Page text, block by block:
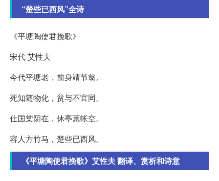
“楚些已西风”全诗
《平塘陶使君挽歌》
宋代 艾性夫
今代平塘老，前身靖节翁。
死知随物化，贫与不官同。
仕国棠阴在，休亭蕙帐空。
容人方竹马，楚些已西风。
《平塘陶使君挽歌》艾性夫 翻译、赏析和诗意